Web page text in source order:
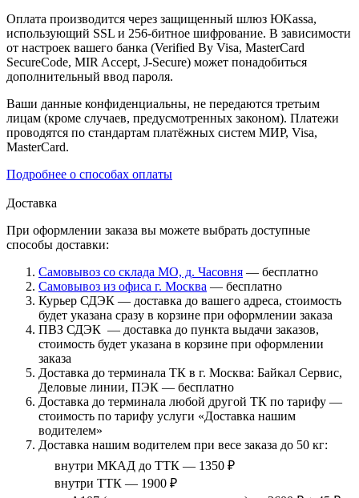
Оплата производится через защищенный шлюз ЮKassa,
использующий SSL и 256-битное шифрование. В зависимости
от настроек вашего банка (Verified By Visa, MasterCard
SecureCode, MIR Accept, J-Secure) может понадобиться
дополнительный ввод пароля.
Ваши данные конфиденциальны, не передаются третьим
лицам (кроме случаев, предусмотренных законом). Платежи
проводятся по стандартам платёжных систем МИР, Visa,
MasterCard.
Подробнее о способах оплаты
Доставка
При оформлении заказа вы можете выбрать доступные
способы доставки:
Самовывоз со склада МО, д. Часовня — бесплатно
Самовывоз из офиса г. Москва — бесплатно
Курьер СДЭК — доставка до вашего адреса, стоимость
будет указана сразу в корзине при оформлении заказа
ПВЗ СДЭК — доставка до пункта выдачи заказов,
стоимость будет указана в корзине при оформлении
заказа
Доставка до терминала ТК в г. Москва: Байкал Сервис,
Деловые линии, ПЭК — бесплатно
Доставка до терминала любой другой ТК по тарифу —
стоимость по тарифу услуги «Доставка нашим
водителем»
Доставка нашим водителем при весе заказа до 50 кг:
внутри МКАД до ТТК — 1350 ₽
внутри ТТК — 1900 ₽